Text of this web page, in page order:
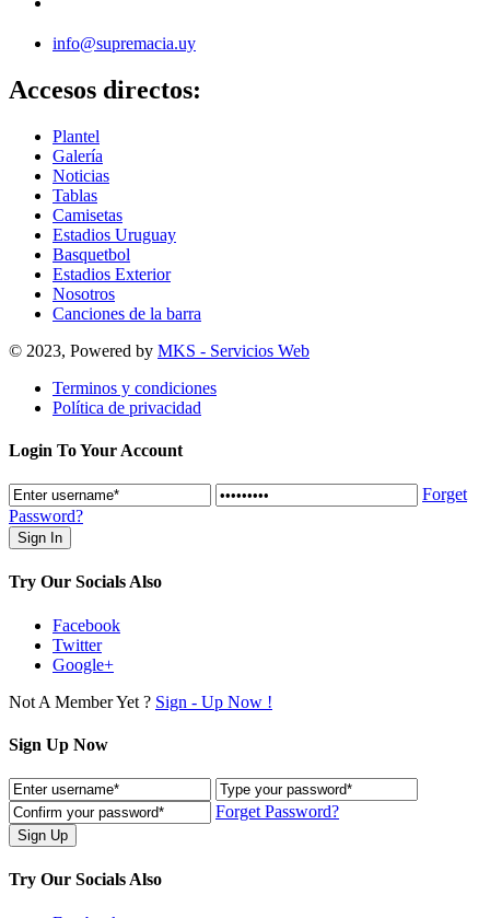
info@supremacia.uy
Accesos directos:
Plantel
Galería
Noticias
Tablas
Camisetas
Estadios Uruguay
Basquetbol
Estadios Exterior
Nosotros
Canciones de la barra
© 2023, Powered by MKS - Servicios Web
Terminos y condiciones
Política de privacidad
Login To Your Account
Forget
Password?
Try Our Socials Also
Facebook
Twitter
Google+
Not A Member Yet ? Sign - Up Now !
Sign Up Now
Forget Password?
Try Our Socials Also